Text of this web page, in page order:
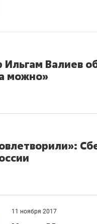
Валиев
можно»
11 ноября 2017